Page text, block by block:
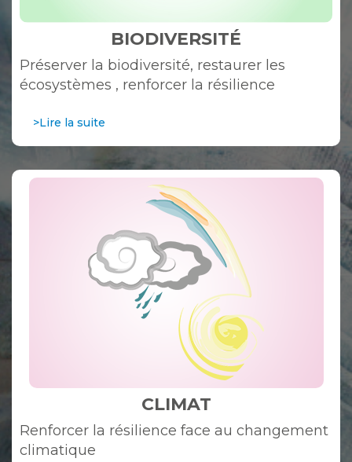
BIODIVERSITÉ
Préserver la biodiversité, restaurer les
écosystèmes , renforcer la résilience
>Lire la suite
CLIMAT
Renforcer la résilience face au changement
climatique